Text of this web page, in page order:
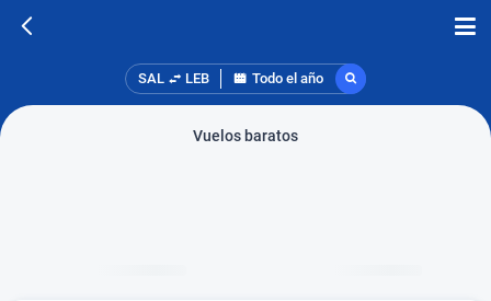
SAL LEB Todo el año
Vuelos baratos